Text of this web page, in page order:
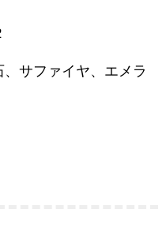
サファイヤ、エメラ